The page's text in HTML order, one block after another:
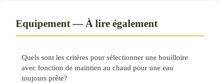
Equipement — À lire également
Quels sont les critères pour sélectionner une bouilloire
avec fonction de maintien au chaud pour une eau
toujours prête?